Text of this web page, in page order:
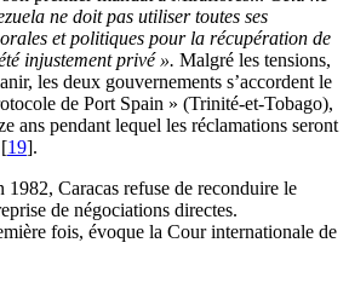
ne doit pas utiliser toutes ses
et politiques pour la récupération de
injustement privé ». Malgré les tensions,
les deux gouvernements s’accordent le
de Port Spain » (Trinité-et-Tobago),
ans pendant lequel les réclamations seront
[19].
Caracas refuse de reconduire le
de négociations directes.
fois, évoque la Cour internationale de